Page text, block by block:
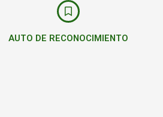
AUTO DE RECONOCIMIENTO